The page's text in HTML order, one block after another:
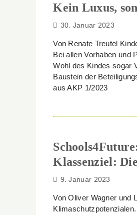
Kein Luxus,
30. Januar 2023
Von Renate Treutel
Bei allen Vorhaben und
Wohl des Kindes sogar
Baustein der
aus AKP 1/2023
Klassenziel:
9. Januar 2023
Von Oliver Wagner und